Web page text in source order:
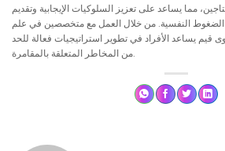
مما يساعد على تعزيز السلوكيات الإيجابية وتقديم
الضغوط النفسية. من خلال العمل مع متخصصين في علم
قيم يساعد الأفراد في تطوير استراتيجيات فعالة للحد
من المخاطر المتعلقة بالمقامرة.